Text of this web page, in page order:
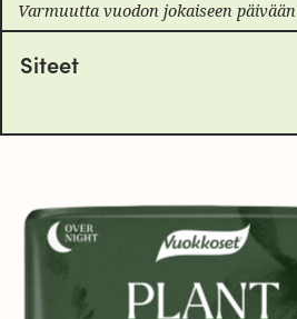
Varmuutta vuodon jokaiseen päivään
Siteet